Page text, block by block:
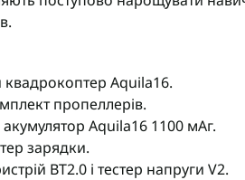
квадрокоптер Aquila16.
пропеллерів.
Aquila16 1100 мАг.
зарядки.
BT2.0 і тестер напруги V2.